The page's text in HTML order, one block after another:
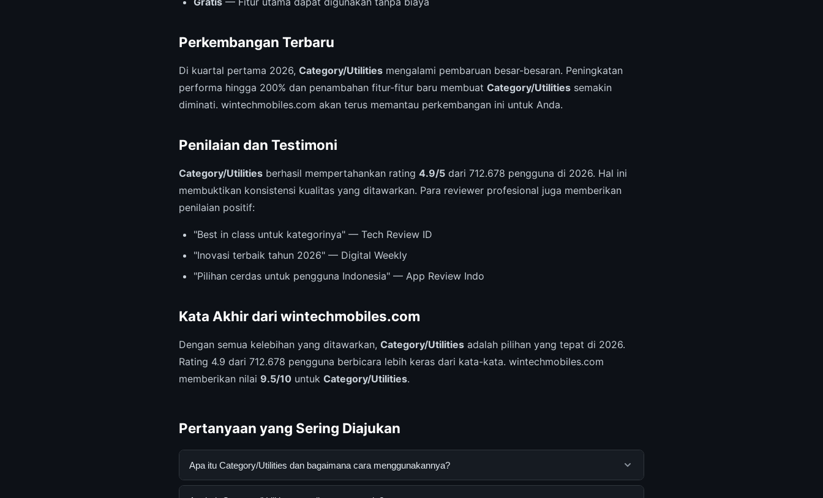
Perkembangan Terbaru
Di kuartal pertama 2026, Category/Utilities mengalami pembaruan besar-besaran. Peningkatan
performa hingga 200% dan penambahan fitur-fitur baru membuat Category/Utilities semakin
diminati. wintechmobiles.com akan terus memantau perkembangan ini untuk Anda.
Penilaian dan Testimoni
Category/Utilities berhasil mempertahankan rating 4.9/5 dari 712.678 pengguna di 2026. Hal ini
membuktikan konsistensi kualitas yang ditawarkan. Para reviewer profesional juga memberikan
penilaian positif:
"Best in class untuk kategorinya" — Tech Review ID
"Inovasi terbaik tahun 2026" — Digital Weekly
"Pilihan cerdas untuk pengguna Indonesia" — App Review Indo
Kata Akhir dari wintechmobiles.com
Dengan semua kelebihan yang ditawarkan, Category/Utilities adalah pilihan yang tepat di 2026.
Rating 4.9 dari 712.678 pengguna berbicara lebih keras dari kata-kata. wintechmobiles.com
memberikan nilai 9.5/10 untuk Category/Utilities.
Pertanyaan yang Sering Diajukan
Apa itu Category/Utilities dan bagaimana cara menggunakannya?
Category/Utilities adalah layanan digital yang dirancang untuk membantu pengguna mendapatkan informasi